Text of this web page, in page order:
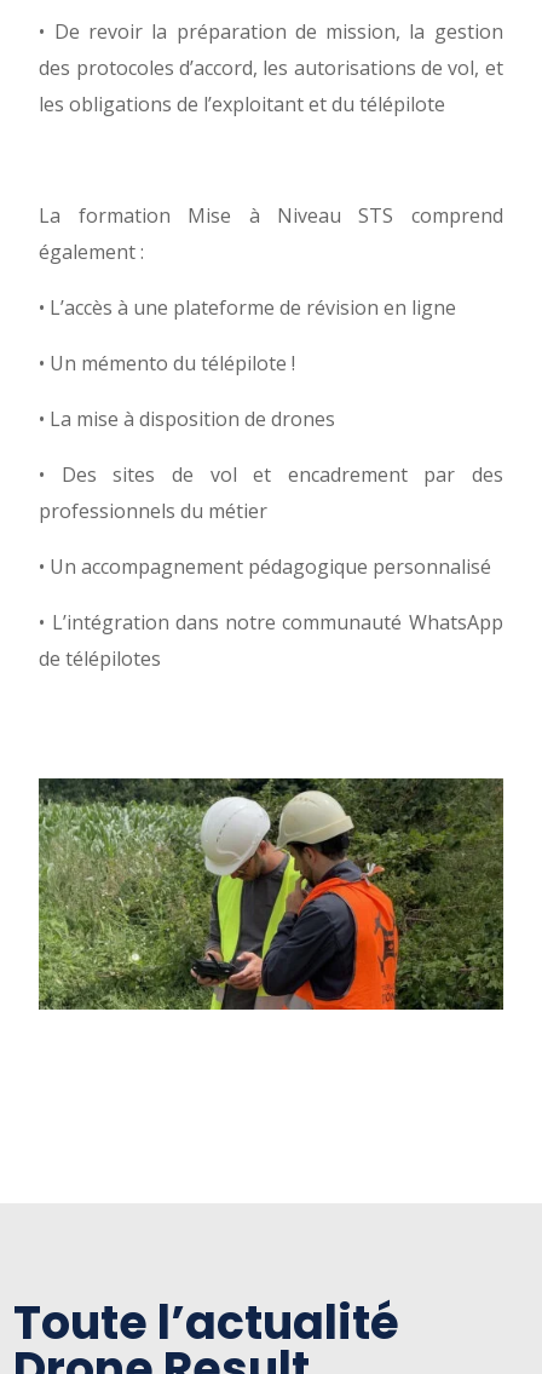
• De revoir la préparation de mission, la gestion
des protocoles d’accord, les autorisations de vol, et
les obligations de l’exploitant et du télépilote
La formation Mise à Niveau STS comprend
également :
• L’accès à une plateforme de révision en ligne
• Un mémento du télépilote !
• La mise à disposition de drones
• Des sites de vol et encadrement par des
professionnels du métier
• Un accompagnement pédagogique personnalisé
• L’intégration dans notre communauté WhatsApp
de télépilotes
Toute l’actualité